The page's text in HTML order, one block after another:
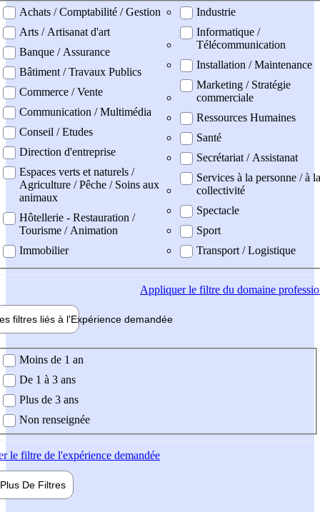
professionel
Achats / Comptabilité / Gestion
Arts / Artisanat d'art
Banque / Assurance
Bâtiment / Travaux Publics
Commerce / Vente
Communication / Multimédia
Conseil / Etudes
Direction d'entreprise
Espaces verts et naturels /
Agriculture / Pêche / Soins aux
animaux
Hôtellerie - Restauration /
Tourisme / Animation
Immobilier
Industrie
Informatique /
Télécommunication
Installation / Maintenance
Marketing / Stratégie
commerciale
Ressources Humaines
Santé
Secrétariat / Assistanat
Services à la personne / à la
collectivité
Spectacle
Sport
Transport / Logistique
Appliquerle filtre du domaine
filtres liés à l'Expérience demandée
demandée
Moins de 1 an
De 1 à 3 ans
Plus de 3 ans
Non renseignée
le filtre de l'expérience demandée
Plus De Filtres